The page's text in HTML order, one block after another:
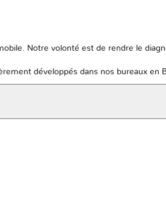
Notre volonté est de rendre le
développés dans nos bureaux